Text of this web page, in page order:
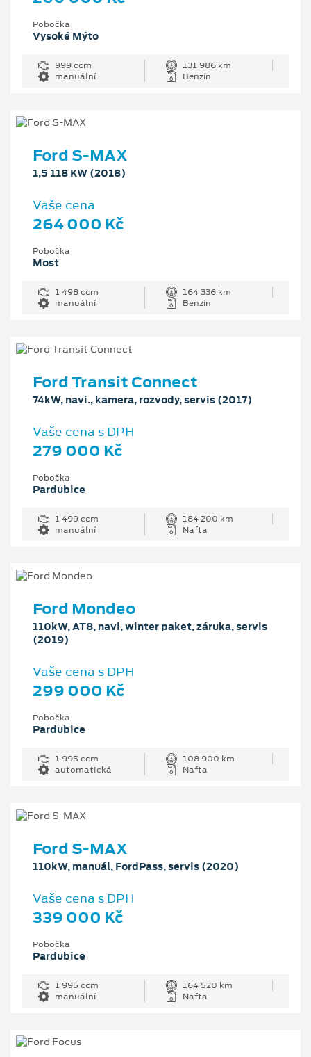
Pobočka
Vysoké Mýto
999 ccm
131 986 km
manuální
Benzín
Ford S-MAX
1,5 118 KW (2018)
Vaše cena
264 000 Kč
Pobočka
Most
1 498 ccm
164 336 km
manuální
Benzín
Ford Transit Connect
74kW, navi., kamera, rozvody, servis (2017)
Vaše cena s DPH
279 000 Kč
Pobočka
Pardubice
1 499 ccm
184 200 km
manuální
Nafta
Ford Mondeo
110kW, AT8, navi, winter paket, záruka, servis
(2019)
Vaše cena s DPH
299 000 Kč
Pobočka
Pardubice
1 995 ccm
108 900 km
automatická
Nafta
Ford S-MAX
110kW, manuál, FordPass, servis (2020)
Vaše cena s DPH
339 000 Kč
Pobočka
Pardubice
1 995 ccm
164 520 km
manuální
Nafta